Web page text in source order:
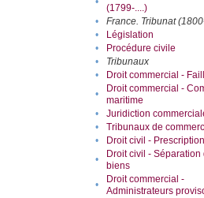
(1799-....)
• France. Tribunat
•
Législation
•
Procédure civile
•
Tribunaux
•
Droit commercial -
•
Droit commercial -
maritime
• Juridiction
•
Tribunaux de
•
Droit civil - Prescription
•
Droit civil - Séparation
biens
•
Droit commercial -
Administrateurs